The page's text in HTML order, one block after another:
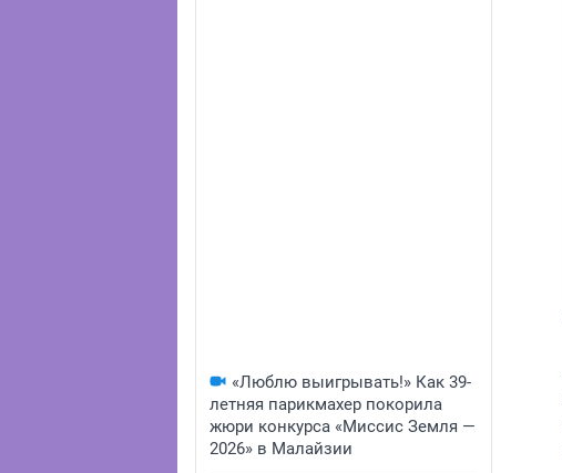
«Люблю выигрывать!» Как 39-
летняя парикмахер покорила
жюри конкурса «Миссис Земля —
2026» в Малайзии